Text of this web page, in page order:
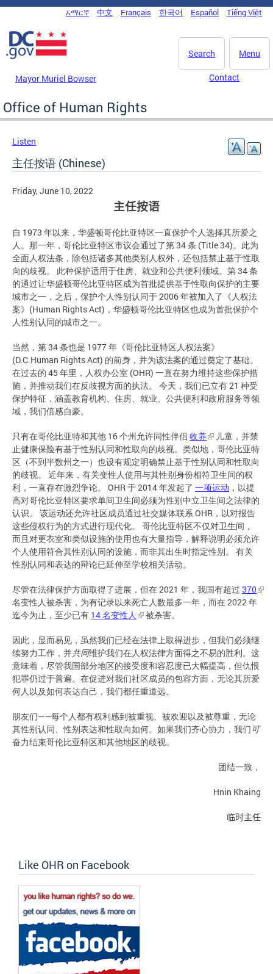
Skip to main content
DC Agency Top Menu
አማርኛ 中文 Français 한국어 Español Tiếng Việt
Menu
Search
Mayor Muriel Bowser Contact
Office of Human Rights
Listen
主任按语 (Chinese)
Friday, June 10, 2022
主任按语
自 1973 年以来，华盛顿哥伦比亚特区一直保护个人选择其所爱之
人。那一年，哥伦比亚特区市议会通过了第 34 条 (Title 34)。此为
全面人权法条，除包括诸多其他类别人权外，还包括禁止基于性取
向的歧视。 此种保护适用于住房、就业和公共便利领域。第 34 条
的通过让华盛顿哥伦比亚特区成为首批提供基于性取向保护的主要
城市之一，之后，保护个人性别认同于 2006 年被加入了《人权法
案》(Human Rights Act)，华盛顿哥伦比亚特区也成为首批保护个
人性别认同的城市之一。
当然，第 34 条也是 1977 年《哥伦比亚特区人权法案》
(D.C.Human Rights Act) 的前身，并为该法案的通过奠定了基础。
在过去的 45 年里，人权办公室 (OHR) 一直在努力维持这些保护措
施，并推动我们在反歧视方面的执法。 今天，我们已立有 21 种受
保护特征，涵盖教育机构、住房、就业、公共便利和政府服务等领
域，我们倍感自豪。
只有在哥伦比亚特和其他 16 个州允许同性伴侣 收养
儿童，并禁
止健康保险有基于性别认同和性取向的歧视。类似地，哥伦比亚特
区（不到半数州之一）也设有规定明确禁止基于性别认同和性取向
的歧视。 近年来，有关变性人使用与其性别身份相符卫生间的权
利，一直存在激烈争论。 OHR 于 2014 年发起了 一项运动 ，以提
高对哥伦比亚特区要求单间卫生间必须为性别中立卫生间之法律的
认识。 该运动还允许社区成员通过社交媒体联系 OHR，以对报告
这些侵权行为的方式进行现代化。 哥伦比亚特区不仅对卫生间，
而且对更衣室和类似设施的使用也有大量指导，解释说明必须允许
个人使用符合其性别认同的设施，而非其出生时指定性别。 有关
性别认同和表达的辩论已延伸至学校相关活动。
尽管在法律保护方面取得了进展，但在 2021 年，我国有超过 370
名变性人被杀害，为有记录以来死亡人数最多一年，而在 2022 年
迄今为止，至少已有 14 名变性人 被杀害。
因此，显而易见，虽然我们已经在法律上取得进步，但我们必须继
续努力工作，并共同维护我们在人权法律方面得之不易的胜利。这
意味着，尽管我国部分地区的接受度和容忍度已大幅提高，但仇恨
犯罪仍过于普遍。在促进对我们社区成员的包容方面，无论其所爱
何人以及如何表达自己，我们都任重道远。
朋友们——每个人都有权利感到被重视、被欢迎以及被尊重，无论
其性别认同、性别表达和性取向如何。如果我们齐心协力，我们 可
奋力结束哥伦比亚特区和其他地区的歧视。
团结一致，
Hnin Khaing
临时主任
Like OHR on Facebook